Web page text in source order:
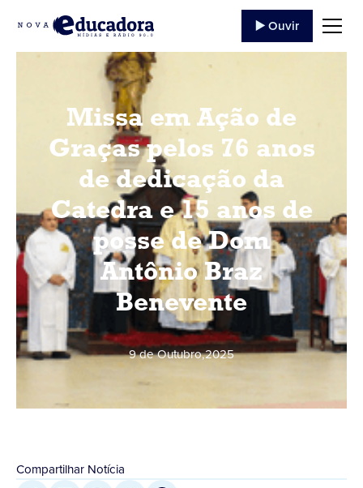
▶️ Ouvir
Missa em Ação de
Graças pelos 76 anos
de dedicação da
Catedra e 15 anos de
posse de Dom
Antônio Braz
Benevente
9 de Outubro,2025
Compartilhar Notícia